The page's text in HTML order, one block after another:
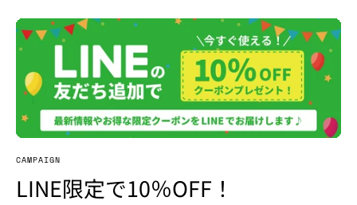
CAMPAIGN
LINE限定で10％OFF！